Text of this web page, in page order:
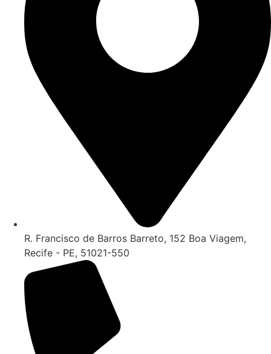
R. Francisco de Barros Barreto, 152 Boa Viagem,
Recife - PE, 51021-550